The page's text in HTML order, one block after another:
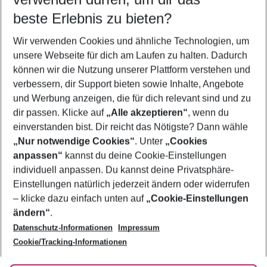
5-8 Nächte
2 Erwachsene Keine Kinder
Mehr Filter anzeigen
Footer
Footer navigation
Über uns
AGB
Bestpreisgarantie
Cookie-Einstellungen ändern
Cookie-Richtlinie
Agenturbetreuung
Barrierefreies Reisen
Folge uns
beste Erlebnis zu bieten?
Wir verwenden Cookies und ähnliche Technologien, um
unsere Webseite für dich am Laufen zu halten. Dadurch
können wir die Nutzung unserer Plattform verstehen und
verbessern, dir Support bieten sowie Inhalte, Angebote
und Werbung anzeigen, die für dich relevant sind und zu
dir passen. Klicke auf „Alle akzeptieren“, wenn du
einverstanden bist. Dir reicht das Nötigste? Dann wähle
„Nur notwendige Cookies“. Unter „Cookies
anpassen“ kannst du deine Cookie-Einstellungen
individuell anpassen. Du kannst deine Privatsphäre-
Einstellungen natürlich jederzeit ändern oder widerrufen
– klicke dazu einfach unten auf „Cookie-Einstellungen
ändern“.
Datenschutz-Informationen
Impressum
Cookie/Tracking-Informationen